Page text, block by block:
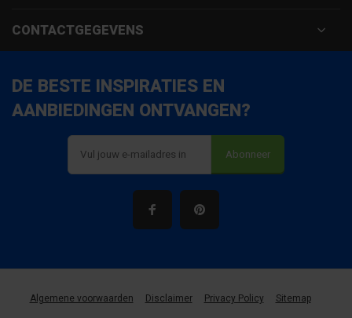
CONTACTGEGEVENS
DE BESTE INSPIRATIES EN
AANBIEDINGEN ONTVANGEN?
Abonneer
Algemene voorwaarden Disclaimer Privacy Policy Sitemap